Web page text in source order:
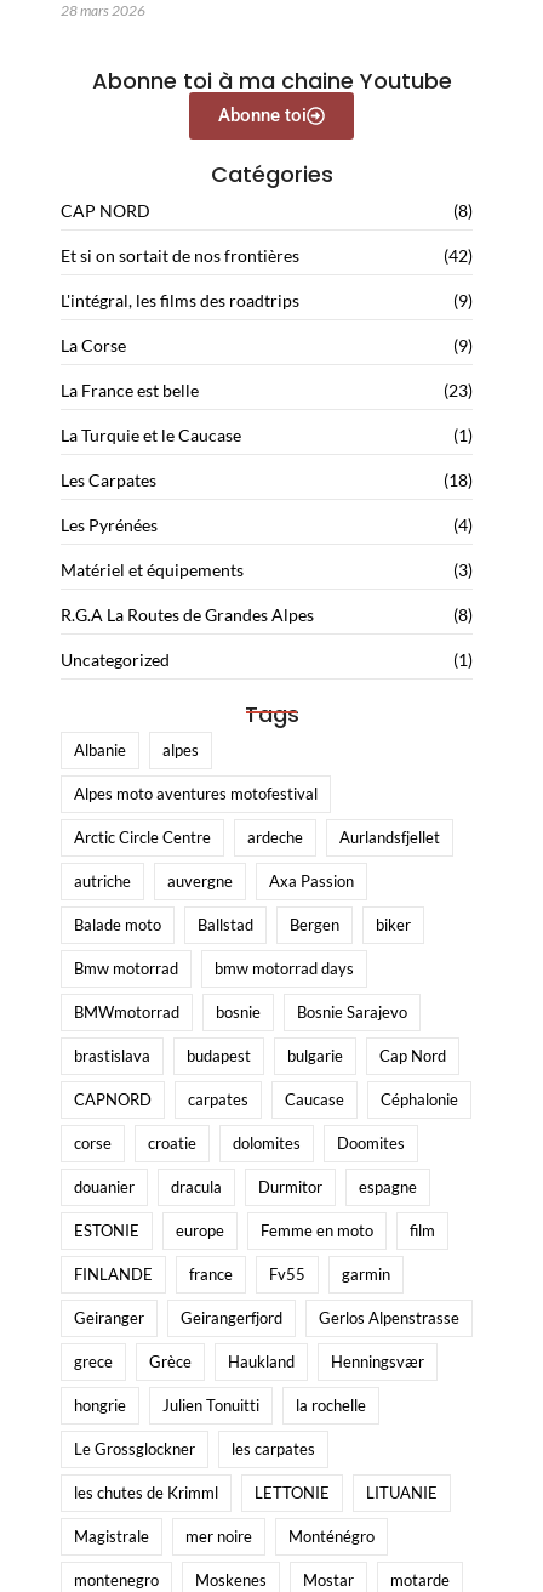
28 mars 2026
Abonne toi à ma chaine Youtube
Abonne toi
Catégories
CAP NORD (8)
Et si on sortait de nos frontières (42)
L'intégral, les films des roadtrips (9)
La Corse (9)
La France est belle (23)
La Turquie et le Caucase (1)
Les Carpates (18)
Les Pyrénées (4)
Matériel et équipements (3)
R.G.A La Routes de Grandes Alpes (8)
Uncategorized (1)
Tags
Albanie alpes
Alpes moto aventures motofestival
Arctic Circle Centre ardeche Aurlandsfjellet
autriche auvergne Axa Passion
Balade moto Ballstad Bergen biker
Bmw motorrad bmw motorrad days
BMWmotorrad bosnie Bosnie Sarajevo
brastislava budapest bulgarie Cap Nord
CAPNORD carpates Caucase Céphalonie
corse croatie dolomites Doomites
douanier dracula Durmitor espagne
ESTONIE europe Femme en moto film
FINLANDE france Fv55 garmin
Geiranger Geirangerfjord Gerlos Alpenstrasse
grece Grèce Haukland Henningsvær
hongrie Julien Tonuitti la rochelle
Le Grossglockner les carpates
les chutes de Krimml LETTONIE LITUANIE
Magistrale mer noire Monténégro
montenegro Moskenes Mostar motarde